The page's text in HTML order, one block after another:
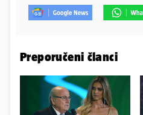
Preporučeni članci